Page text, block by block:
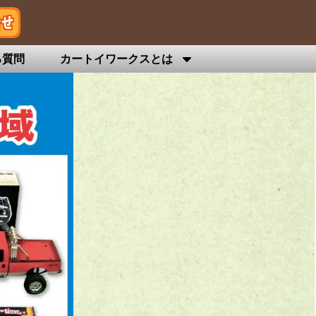
問 カートイワークスとは